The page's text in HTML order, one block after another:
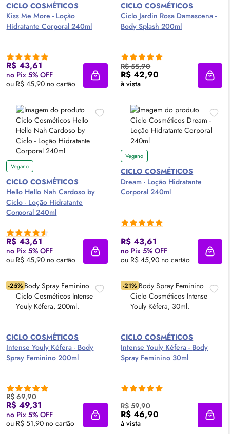
CICLO COSMÉTICOS
Kiss Me More - Loção
Hidratante Corporal 240ml
R$ 43,61
no Pix 5% OFF
ou R$ 45,90 no cartão
Adicionar à sacola
CICLO COSMÉTICOS
Ciclo Jardin Rosa Damascena -
BodySplash 200ml
R$ 55,90
R$ 42,90
à vista
Vegano
CICLO COSMÉTICOS
Hello Hello Nah Cardoso by
Ciclo - Loção Hidratante
Corporal 240ml
R$ 43,61
no Pix 5% OFF
ou R$ 45,90 no cartão
Adicionar à sacola
Vegano
CICLO COSMÉTICOS
Dream - Loção Hidratante
Corporal 240ml
R$ 43,61
no Pix 5% OFF
ou R$ 45,90 no cartão
-25%
CICLO COSMÉTICOS
Intense Youly Kéfera - Body
Spray Feminino 200ml
R$ 69,90
R$ 49,31
no Pix 5% OFF
ou R$ 51,90 no cartão
Adicionar à sacola
-21%
CICLO COSMÉTICOS
Intense Youly Kéfera - Body
Spray Feminino 30ml
R$ 59,90
R$ 46,90
à vista